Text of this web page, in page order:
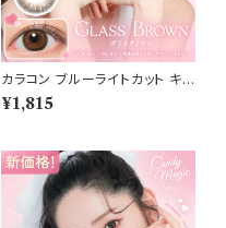
カラコン ブルーライトカット キャ
ンディーマジック ワンデー 【CO
LOR：グラスブラウン】1箱10枚
コン コンタクトレンズ
¥1,815